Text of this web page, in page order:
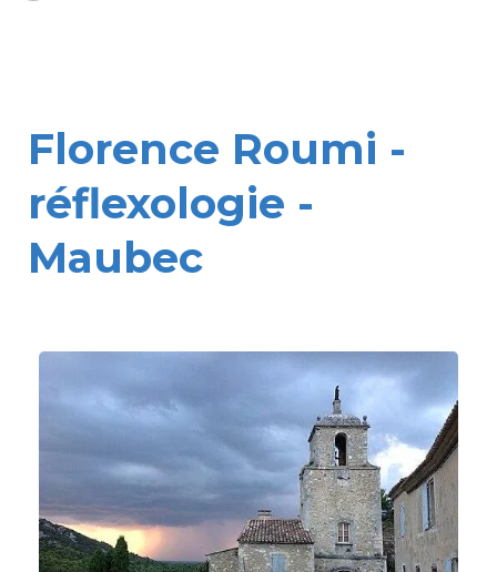
Florence Roumi -
réflexologie -
Maubec